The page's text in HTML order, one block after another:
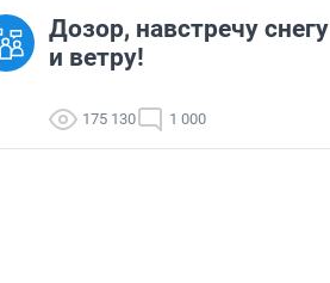
Дозор, навстречу снегу
и ветру!
175 130 1 000